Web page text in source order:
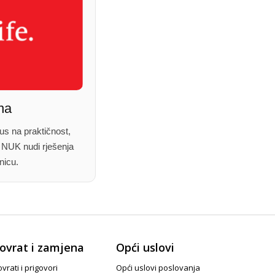
na praktičnost,
nudi rješenja
i zamjena
i prigovori
Opći uslovi
Opći uslovi poslovanja